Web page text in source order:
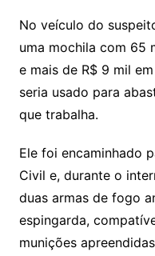
No veículo do
uma mochila com 65
e mais de R$ 9 mil
seria usado para
que trabalha.
Ele foi encaminhado
Civil e, durante o
duas armas de fogo
espingarda,
munições